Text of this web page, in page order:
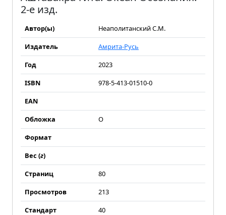
2-е изд.
Автор(ы)
Неаполитанский С.М.
Издатель
Амрита-Русь
Год
2023
ISBN
978-5-413-01510-0
EAN
Обложка
О
Формат
Вес (г)
Страниц
80
Просмотров
213
Стандарт
40